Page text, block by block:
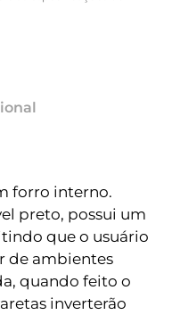
forro interno.
preto, possui um
que o usuário
de ambientes
quando feito o
inverterão